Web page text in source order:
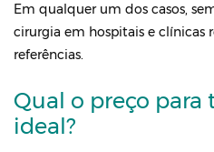
Em qualquer um dos casos,
cirurgia em hospitais e clínicas
referências.
Qual o preço para
ideal?